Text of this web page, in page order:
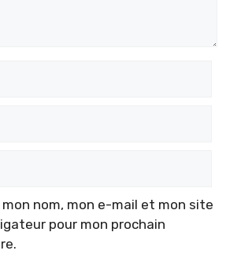
nom, mon e-mail et mon site
pour mon prochain